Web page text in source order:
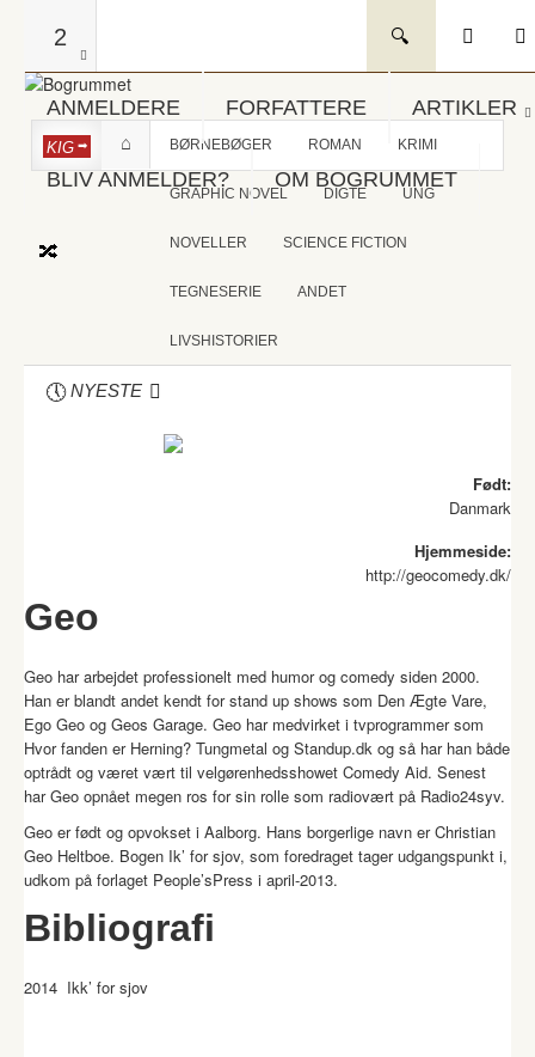
2
ANMELDERE FORFATTERE ARTIKLER
BLIV ANMELDER? OM BOGRUMMET
KIG BØRNEBØGER ROMAN KRIMI
GRAPHIC NOVEL DIGTE UNG
NOVELLER SCIENCE FICTION
TEGNESERIE ANDET
LIVSHISTORIER
NYESTE
Født:
Danmark
Hjemmeside:
http://geocomedy.dk/
Geo
Geo har arbejdet professionelt med humor og comedy siden 2000.
Han er blandt andet kendt for stand up shows som Den Ægte Vare,
Ego Geo og Geos Garage. Geo har medvirket i tvprogrammer som
Hvor fanden er Herning? Tungmetal og Standup.dk og så har han både
optrådt og været vært til velgørenhedsshowet Comedy Aid. Senest
har Geo opnået megen ros for sin rolle som radiovært på Radio24syv.
Geo er født og opvokset i Aalborg. Hans borgerlige navn er Christian
Geo Heltboe. Bogen Ik’ for sjov, som foredraget tager udgangspunkt i,
udkom på forlaget People’sPress i april-2013.
Bibliografi
2014 Ikk’ for sjov